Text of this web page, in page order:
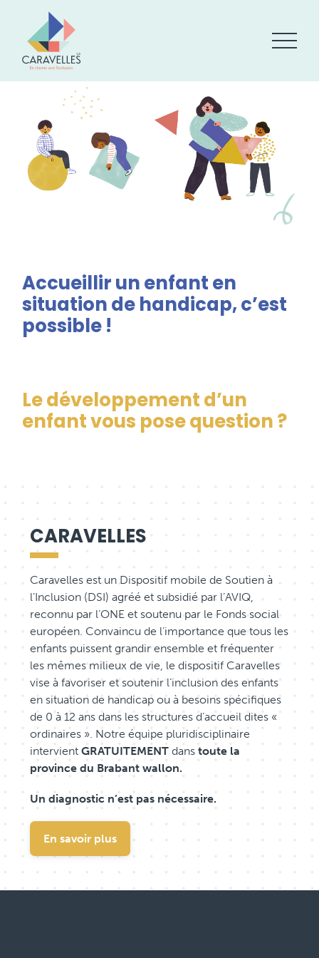
Accueillir un enfant en
situation de handicap, c’est
possible !
Le développement d’un
enfant vous pose question ?
CARAVELLES
Caravelles est un Dispositif mobile de Soutien à
l’Inclusion (DSI) agréé et subsidié par l’AVIQ,
reconnu par l’ONE et soutenu par le Fonds social
européen. Convaincu de l’importance que tous les
enfants puissent grandir ensemble et fréquenter
les mêmes milieux de vie, le dispositif Caravelles
vise à favoriser et soutenir l’inclusion des enfants
en situation de handicap ou à besoins spécifiques
de 0 à 12 ans dans les structures d’accueil dites «
ordinaires ». Notre équipe pluridisciplinaire
intervient GRATUITEMENTdans toute la
province du Brabant wallon.
Un diagnostic n’est pas nécessaire.
En savoir plus